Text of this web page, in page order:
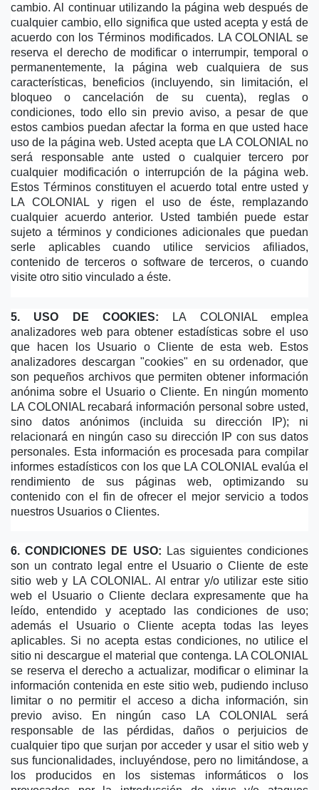
cambio. Al continuar utilizando la página web después de
cualquier cambio, ello significa que usted acepta y está de
acuerdo con los Términos modificados. LA COLONIAL se
reserva el derecho de modificar o interrumpir, temporal o
permanentemente, la página web cualquiera de sus
características, beneficios (incluyendo, sin limitación, el
bloqueo o cancelación de su cuenta), reglas o
condiciones, todo ello sin previo aviso, a pesar de que
estos cambios puedan afectar la forma en que usted hace
uso de la página web. Usted acepta que LA COLONIAL no
será responsable ante usted o cualquier tercero por
cualquier modificación o interrupción de la página web.
Estos Términos constituyen el acuerdo total entre usted y
LA COLONIAL y rigen el uso de éste, remplazando
cualquier acuerdo anterior. Usted también puede estar
sujeto a términos y condiciones adicionales que puedan
serle aplicables cuando utilice servicios afiliados,
contenido de terceros o software de terceros, o cuando
visite otro sitio vinculado a éste.
5. USO DE COOKIES: LA COLONIAL emplea
analizadores web para obtener estadísticas sobre el uso
que hacen los Usuario o Cliente de esta web. Estos
analizadores descargan "cookies" en su ordenador, que
son pequeños archivos que permiten obtener información
anónima sobre el Usuario o Cliente. En ningún momento
LA COLONIAL recabará información personal sobre usted,
sino datos anónimos (incluida su dirección IP); ni
relacionará en ningún caso su dirección IP con sus datos
personales. Esta información es procesada para compilar
informes estadísticos con los que LA COLONIAL evalúa el
rendimiento de sus páginas web, optimizando su
contenido con el fin de ofrecer el mejor servicio a todos
nuestros Usuarios o Clientes.
6. CONDICIONES DE USO: Las siguientes condiciones
son un contrato legal entre el Usuario o Cliente de este
sitio web y LA COLONIAL. Al entrar y/o utilizar este sitio
web el Usuario o Cliente declara expresamente que ha
leído, entendido y aceptado las condiciones de uso;
además el Usuario o Cliente acepta todas las leyes
aplicables. Si no acepta estas condiciones, no utilice el
sitio ni descargue el material que contenga. LA COLONIAL
se reserva el derecho a actualizar, modificar o eliminar la
información contenida en este sitio web, pudiendo incluso
limitar o no permitir el acceso a dicha información, sin
previo aviso. En ningún caso LA COLONIAL será
responsable de las pérdidas, daños o perjuicios de
cualquier tipo que surjan por acceder y usar el sitio web y
sus funcionalidades, incluyéndose, pero no limitándose, a
los producidos en los sistemas informáticos o los